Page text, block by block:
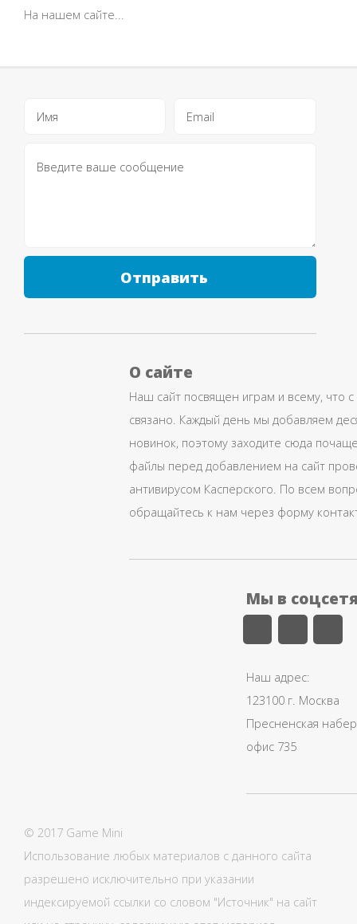
На нашем сайте...
Отправить
О сайте
Наш сайт посвящен играм и всему, что
связано. Каждый день мы добавляем
новинок, поэтому заходите сюда
файлы перед добавлением на сайт
антивирусом Касперского. По всем
обращайтесь к нам через форму
Мы в
Наш адрес:
123100 г. Москва
Пресненская
офис 735
© 2017 Game Mini
Использование любых материалов с данного сайта
разрешено исключительно при указании
индексируемой ссылки со словом "Источник" на сайт